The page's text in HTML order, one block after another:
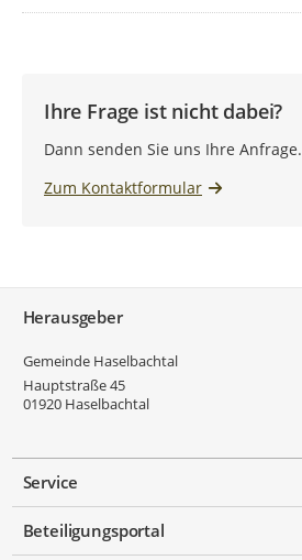
Ihre Frage ist nicht dabei?
Dann senden Sie uns Ihre Anfrage.
Zum Kontaktformular
Herausgeber
Gemeinde Haselbachtal
Hauptstraße 45
01920 Haselbachtal
Service
Beteiligungsportal